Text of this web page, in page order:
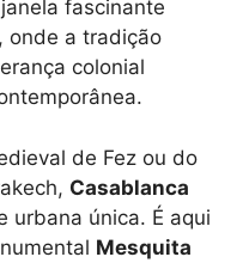
fascinante
onde a tradição
colonial
de Fez ou do
Casablanca
urbana única. É aqui
Mesquita